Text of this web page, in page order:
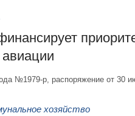
№1979-р, распоряжение от 30
хозяйство